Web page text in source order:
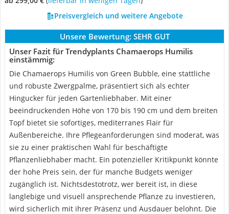
Preisvergleich und weitere Angebote
Unsere Bewertung: SEHR GUT
Unser Fazit für Trendyplants Chamaerops Humilis
einstämmig:
Die Chamaerops Humilis von Green Bubble, eine stattliche
und robuste Zwergpalme, präsentiert sich als echter
Hingucker für jeden Gartenliebhaber. Mit einer
beeindruckenden Höhe von 170 bis 190 cm und dem breiten
Topf bietet sie sofortiges, mediterranes Flair für
Außenbereiche. Ihre Pflegeanforderungen sind moderat, was
sie zu einer praktischen Wahl für beschäftigte
Pflanzenliebhaber macht. Ein potenzieller Kritikpunkt könnte
der hohe Preis sein, der für manche Budgets weniger
zugänglich ist. Nichtsdestotrotz, wer bereit ist, in diese
langlebige und visuell ansprechende Pflanze zu investieren,
wird sicherlich mit ihrer Präsenz und Ausdauer belohnt. Die